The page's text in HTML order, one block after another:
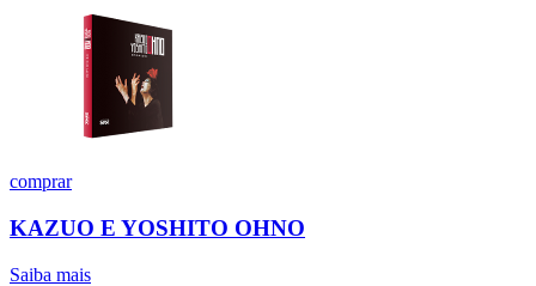
comprar
KAZUO E YOSHITO OHNO
Saiba mais